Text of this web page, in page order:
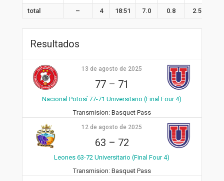
total
– 4 18:51 7.0 0.8 2.5
Resultados
13 de agosto de 2025
77– 71
Nacional Potosí 77-71 Universitario (Final Four 4)
Transmision:Basquet Pass
12 de agosto de 2025
63 – 72
Leones 63-72 Universitario (Final Four 4)
Transmision:Basquet Pass